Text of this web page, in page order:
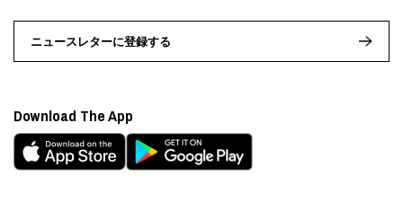
ニュースレターに登録する
Download The App